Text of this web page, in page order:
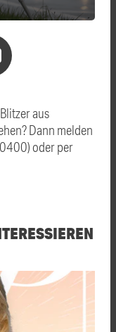
aus
Dann melden
oder per